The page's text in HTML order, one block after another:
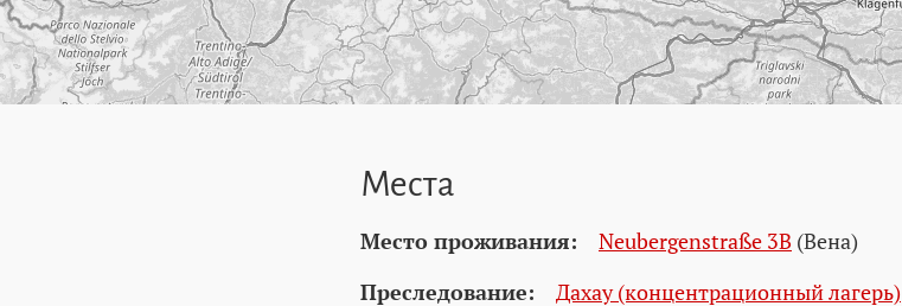
Места
Место проживания: Neubergenstraße 3B (Вена)
Преследование:
Дахау (концентрационный лагерь)